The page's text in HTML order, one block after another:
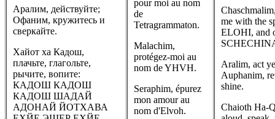
Аралим, действуйте;
Офаним, кружитесь и
сверкайте.
Хайот ха Кадош,
плачьте, глагольте,
рычите, вопите:
КАДОШ КАДОШ
КАДОШ ШАДАЙ
АДОНАЙ ЙОТХАВА
pour moi au nom
de
Tetragrammaton.
Malachim,
protégez-moi au
nom de YHVH.
Seraphim, épurez
mon amour au
nom d'Elvoh.
me with the
ELOHI, and
Aralim, act
Auphanim,
shine.
Chaioth Ha-